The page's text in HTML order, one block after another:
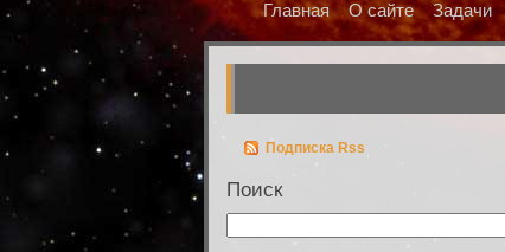
Главная О сайте Задачи
Подписка Rss
Поиск